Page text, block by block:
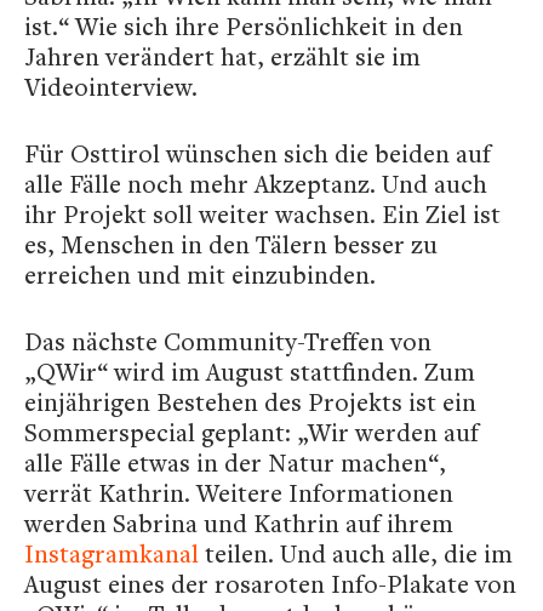
ist.“ Wie sich ihre Persönlichkeit in den
Jahren verändert hat, erzählt sie im
Videointerview.
Für Osttirol wünschen sich die beiden auf
alle Fälle noch mehr Akzeptanz. Und auch
ihr Projekt soll weiter wachsen. Ein Ziel ist
es, Menschen in den Tälern besser zu
erreichen und mit einzubinden.
Das nächste Community-Treffen von
„QWir“ wird im August stattfinden. Zum
einjährigen Bestehen des Projekts ist ein
Sommerspecial geplant: „Wir werden auf
alle Fälle etwas in der Natur machen“,
verrät Kathrin. Weitere Informationen
werden Sabrina und Kathrin auf ihrem
Instagramkanalteilen. Und auch alle, die im
August eines der rosaroten Info-Plakate von